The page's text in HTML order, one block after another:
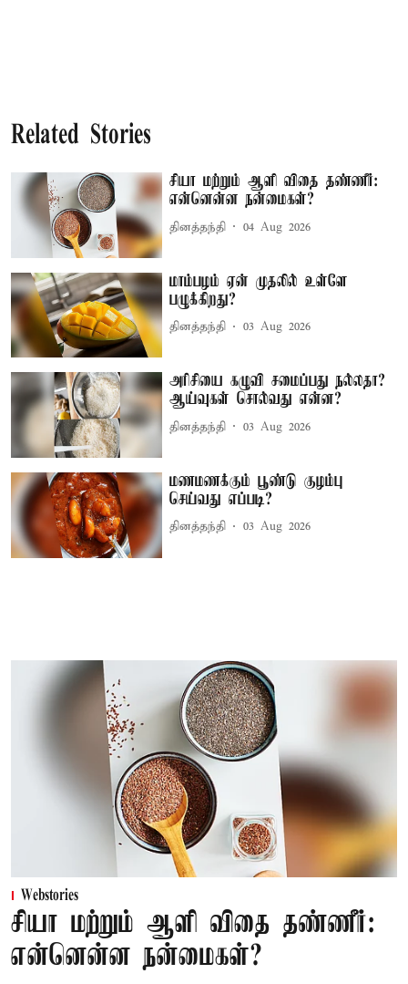
Related Stories
சியா மற்றும் ஆளி விதை தண்ணீர்:
என்னென்ன நன்மைகள்?
தினத்தந்தி 04 Aug 2026
மாம்பழம் ஏன் முதலில் உள்ளே
பழுக்கிறது?
தினத்தந்தி 03 Aug 2026
அரிசியை கழுவி சமைப்பது நல்லதா?
ஆய்வுகள் சொல்வது என்ன?
தினத்தந்தி 03 Aug 2026
மணமணக்கும் பூண்டு குழம்பு
செய்வது எப்படி?
தினத்தந்தி 03 Aug 2026
Webstories
சியா மற்றும் ஆளி விதை தண்ணீர்:
என்னென்ன நன்மைகள்?